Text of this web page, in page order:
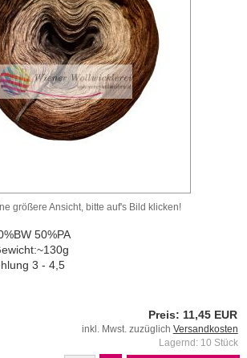
größere Ansicht, bitte auf's Bild klicken!
50%PA
3 - 4,5
Preis: 11,45 EUR
inkl. Mwst. zuzüglich Versandkosten
Lagernd: 10 Stück